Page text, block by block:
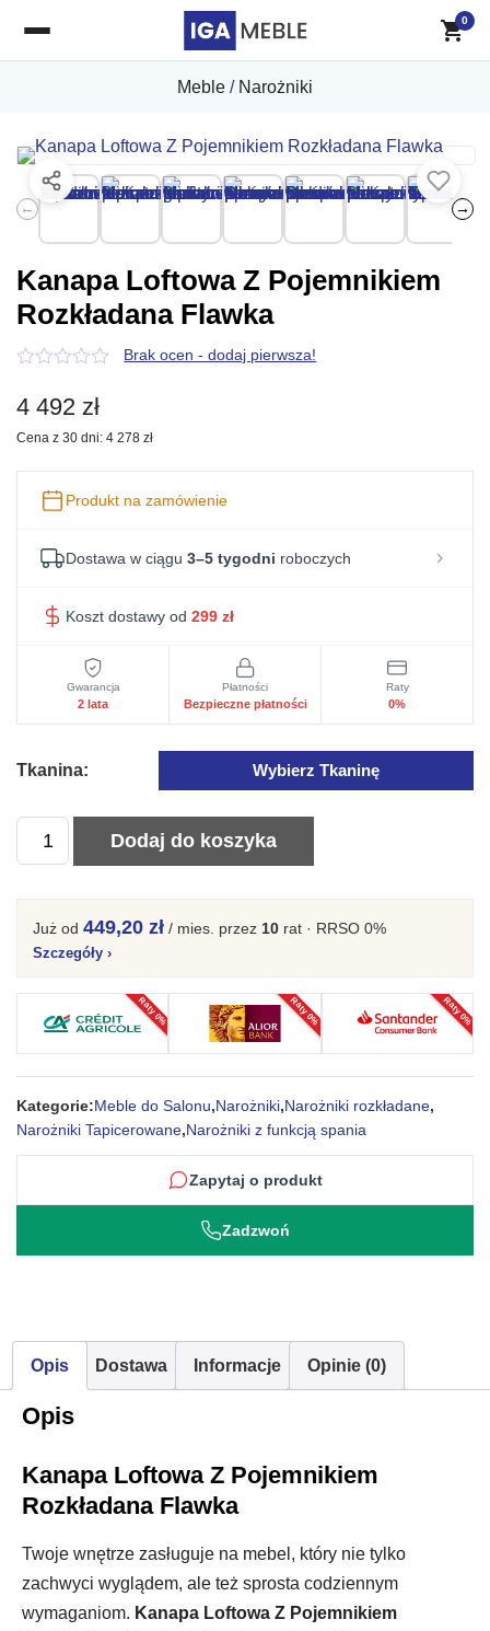
Meble / Narożniki
← →
Kanapa Loftowa Z Pojemnikiem
Rozkładana Flawka
z
5
Brak ocen - dodaj pierwsza!
4 492 zł
Cena z 30 dni: 4 278 zł
Produkt na zamówienie
Dostawa w ciągu 3–5 tygodni roboczych
Koszt dostawy od 299 zł
Gwarancja
2 lata
Płatności
Bezpieczne płatności
Raty
0%
Tkanina: Wybierz Tkaninę
ilość
Kanapa
Pojemnikiem
Dodaj do koszyka
Już od 449,20 zł / mies. przez 10 rat · RRSO 0%
Szczegóły ›
Raty 0% Raty 0% Raty 0%
Kategorie:Meble do Salonu,Narożniki,Narożniki rozkładane,
Narożniki Tapicerowane,Narożniki z funkcją spania
Zapytaj o produkt
Zadzwoń
Opis Dostawa Informacje Opinie (0)
Opis
Kanapa Loftowa Z Pojemnikiem
Rozkładana Flawka
Twoje wnętrze zasługuje na mebel, który nie tylko
zachwyci wyglądem, ale też sprosta codziennym
wymaganiom. Kanapa Loftowa Z Pojemnikiem
0